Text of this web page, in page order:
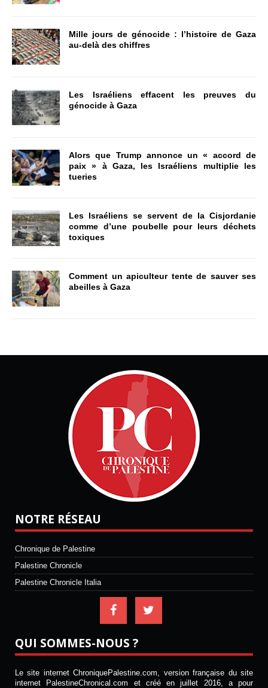
Mille jours de génocide : l’histoire de Gaza
au-delà des chiffres
Les Israéliens effacent les preuves du
génocide à Gaza
Alors que Trump annonce un « accord de
paix » à Gaza, les Israéliens multiplie les
tueries
Les Israéliens se servent de la Cisjordanie
comme d’une poubelle pour leurs déchets
toxiques
Comment un apiculteur tente de sauver ses
abeilles à Gaza
NOTRE RÉSEAU
Chronique de Palestine
Palestine Chronicle
Palestine Chronicle Italia
QUI SOMMES-NOUS ?
Le site internet ChroniquePalestine.com, version française du site
internet PalestineChronical.com et créé en juillet 2016, a pour